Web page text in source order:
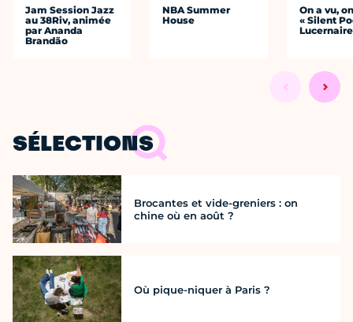
Jam Session Jazz
au 38Riv, animée
par Ananda
Brandão
NBA Summer
House
On a vu,
« Silent
Lucernaire
SÉLECTIONS
Brocantes et vide-greniers : on
chine où en août ?
Où pique-niquer à Paris ?